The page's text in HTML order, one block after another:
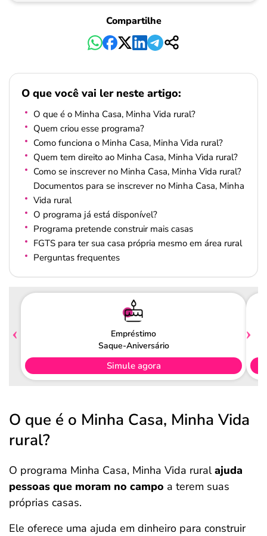
Pagamento
Compartilhe
O que você vai ler neste artigo:
O que é o Minha Casa, Minha Vida rural?
Quem criou esse programa?
Como funciona o Minha Casa, Minha Vida rural?
Quem tem direito ao Minha Casa, Minha Vida rural?
Como se inscrever no Minha Casa, Minha Vida rural?
Documentos para se inscrever no Minha Casa, Minha
Vida rural
O programa já está disponível?
Programa pretende construir mais casas
FGTS para ter sua casa própria mesmo em área rural
Perguntas frequentes
Empréstimo
Saque-Aniversário
Simule agora
O que é o Minha Casa, Minha Vida
rural?
O programa Minha Casa, Minha Vida ruralajuda
pessoas que moram no campo a terem suas
próprias casas.
Ele oferece uma ajuda em dinheiro para construir